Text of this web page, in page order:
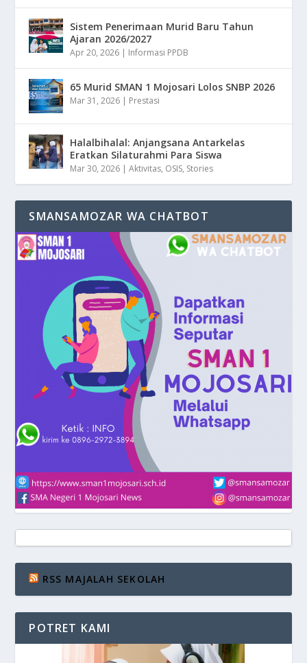
Sistem Penerimaan Murid Baru Tahun
Ajaran 2026/2027
Apr 20, 2026 | Informasi PPDB
65 Murid SMAN 1 Mojosari Lolos SNBP 2026
Mar 31, 2026 | Prestasi
Halalbihalal: Anjangsana Antarkelas
Eratkan Silaturahmi Para Siswa
Mar 30, 2026 |Aktivitas, OSIS, Stories
SMANSAMOZAR WA CHATBOT
RSS MAJALAH SEKOLAH
POTRET KAMI